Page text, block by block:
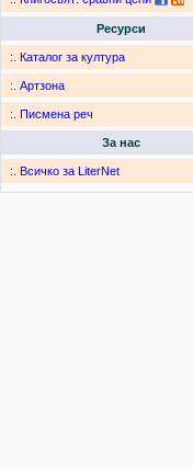
Ресурси
:. Каталог за култура
:. Артзона
:. Писмена реч
За нас
:. Всичко за LiterNet